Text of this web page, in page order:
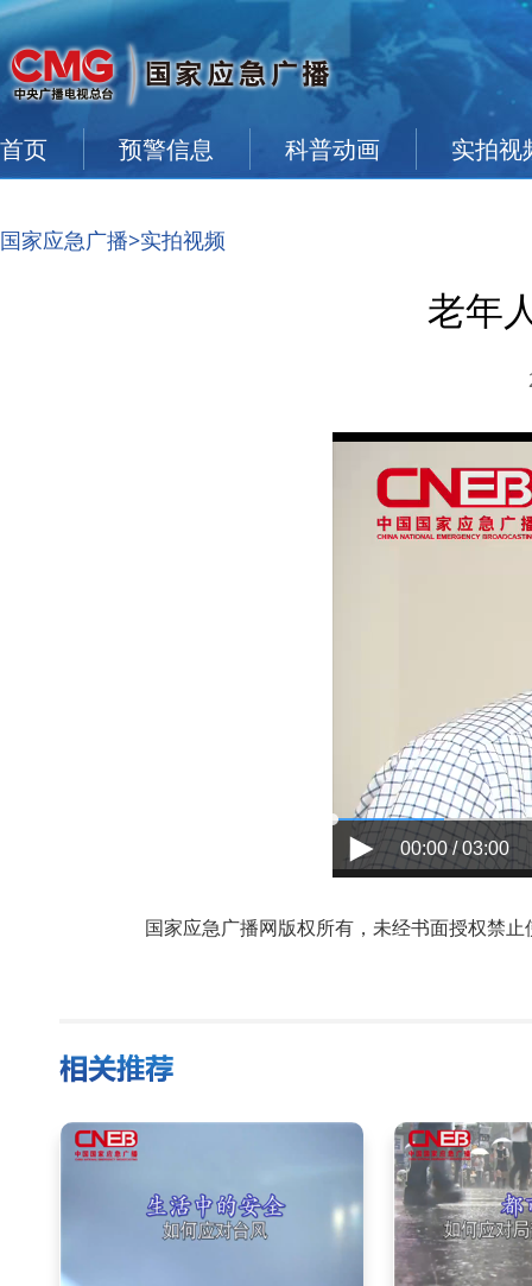
首页 预警信息 科普动画 实拍视
国家应急广播>实拍视频
老年
00:00 / 03:00
国家应急广播网版权所有，未经书面授权禁